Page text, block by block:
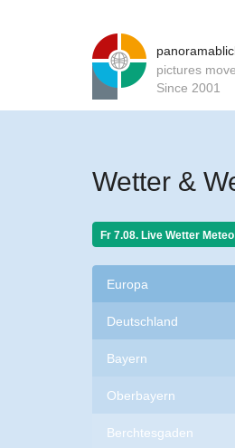
pictures
Since 2001
Wetter &
Fr 7.08. Live Wetter Meteo
Europa
Deutschland
Bayern
Oberbayern
Berchtesgaden